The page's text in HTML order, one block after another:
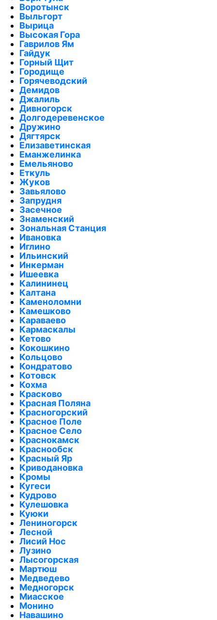
Воротынск
Выльгорт
Вырица
Высокая Гора
Гаврилов Ям
Гайдук
Горный Щит
Городище
Горячеводский
Демидов
Джалиль
Дивногорск
Долгодеревенское
Дружино
Дягтярск
Елизаветинская
Еманжелинка
Емельяново
Еткуль
Жуков
Завьялово
Запрудня
Засечное
Знаменский
Зональная Станция
Ивановка
Иглино
Ильинский
Инкерман
Ишеевка
Калининец
Калтана
Каменоломни
Камешково
Караваево
Кармаскалы
Кетово
Кокошкино
Кольцово
Кондратово
Котовск
Кохма
Красково
Красная Поляна
Красногорский
Красное Поле
Красное Село
Краснокамск
Краснообск
Красный Яр
Криводановка
Кромы
Кугеси
Кудрово
Кулешовка
Куюки
Лениногорск
Лесной
Лисий Нос
Лузино
Лысогорская
Мартюш
Медведево
Медногорск
Миасское
Монино
Навашино